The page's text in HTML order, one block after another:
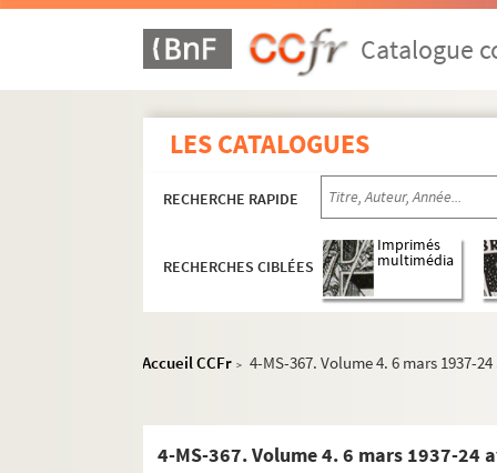
Catalogue
LES CATALOGUES
RECHERCHE RAPIDE
RECHERCHES CIBLÉES
Imprimés
multimédia
Accueil CCFr > 4-MS-367. Volume 4. 6 mars 1937-
4-MS-367. Volume 4. 6 mars 1937-24